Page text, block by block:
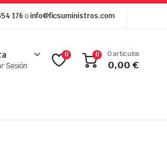
176 oinfo@ficsuministros.com
Sesión
0 0 0 artículos
0,00€